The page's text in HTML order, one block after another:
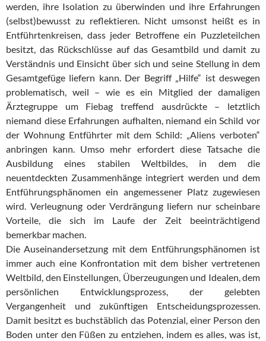
werden, ihre Isolation zu überwinden und ihre Erfahrungen
(selbst)bewusst zu reflektieren. Nicht umsonst heißt es in
Entführtenkreisen, dass jeder Betroffene ein Puzzleteilchen
besitzt, das Rückschlüsse auf das Gesamtbild und damit zu
Verständnis und Einsicht über sich und seine Stellung in dem
Gesamtgefüge liefern kann. Der Begriff „Hilfe“ ist deswegen
problematisch, weil – wie es ein Mitglied der damaligen
Ärztegruppe um Fiebag treffend ausdrückte – letztlich
niemand diese Erfahrungen aufhalten, niemand ein Schild vor
der Wohnung Entführter mit dem Schild: „Aliens verboten“
anbringen kann. Umso mehr erfordert diese Tatsache die
Ausbildung eines stabilen Weltbildes, in dem die
neuentdeckten Zusammenhänge integriert werden und dem
Entführungsphänomen ein angemessener Platz zugewiesen
wird. Verleugnung oder Verdrängung liefern nur scheinbare
Vorteile, die sich im Laufe der Zeit beeinträchtigend
bemerkbar machen.
Die Auseinandersetzung mit dem Entführungsphänomen ist
immer auch eine Konfrontation mit dem bisher vertretenen
Weltbild, den Einstellungen, Überzeugungen und Idealen, dem
persönlichen Entwicklungsprozess, der gelebten
Vergangenheit und zukünftigen Entscheidungsprozessen.
Damit besitzt es buchstäblich das Potenzial, einer Person den
Boden unter den Füßen zu entziehen, indem es alles, was ist,